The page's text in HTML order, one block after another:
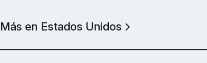
Más en Estados Unidos